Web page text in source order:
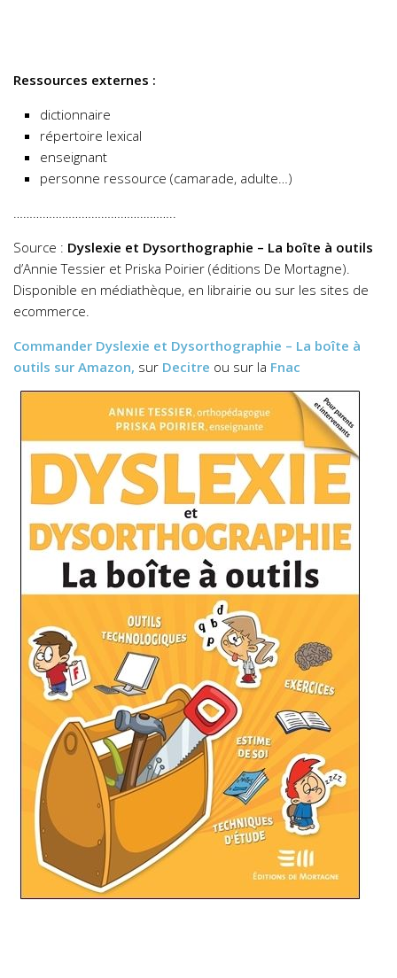
Ressources externes :
dictionnaire
répertoire lexical
enseignant
personne ressource (camarade, adulte…)
…………………………………………..
Source : Dyslexie et Dysorthographie – La boîte à outils
d’Annie Tessier et Priska Poirier (éditions De Mortagne).
Disponible en médiathèque, en librairie ou sur les sites de
ecommerce.
Commander Dyslexie et Dysorthographie – La boîte à
outils sur Amazon, sur Decitre ou sur la Fnac